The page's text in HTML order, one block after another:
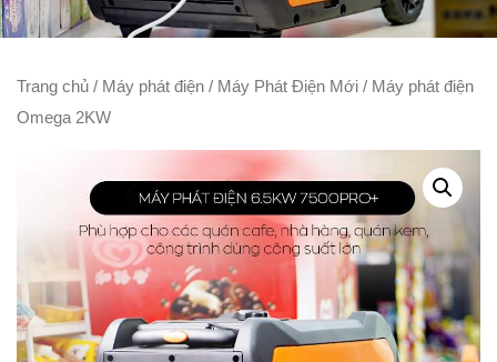
Trang chủ / Máy phát điện / Máy Phát Điện Mới / Máy phát điện
Omega 2KW